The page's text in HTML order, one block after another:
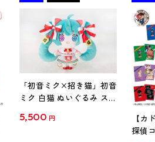
「初音ミク×招き猫」初音
ミク 白猫 ぬいぐるみ スタ
5,500 円
【カ
探偵